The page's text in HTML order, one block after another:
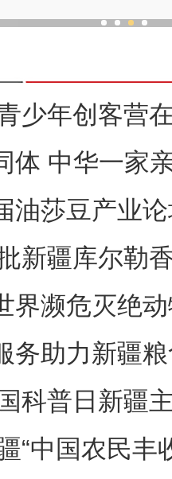
少年创客营
体 中华一家
油莎豆产业
新疆库尔勒
界濒危灭绝
务助力新疆
科普日新疆
“中国农民丰